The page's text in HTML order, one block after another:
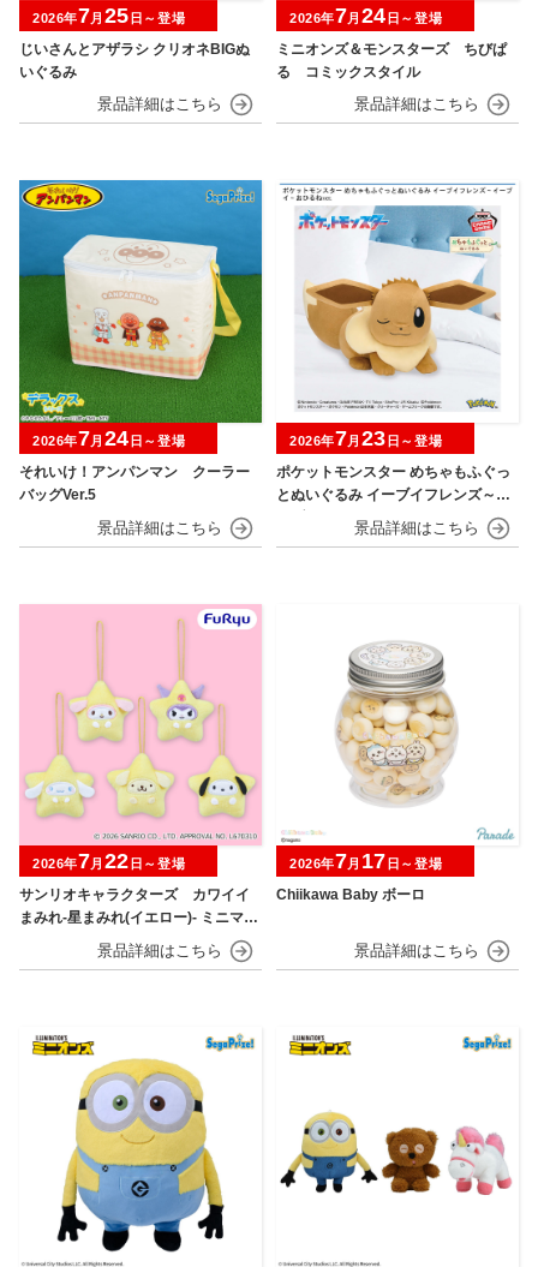
じいさんとアザラシ クリオネBIGぬ
いぐるみ
2026年7月 25 日～登場
ミニオンズ＆モンスターズ ちびぱ
る コミックスタイル
2026年7月 24 日～登場
それいけ！アンパンマン クーラー
バッグVer.5
2026年7月 24 日～登場
ポケットモンスター めちゃもふぐっ
とぬいぐるみ イーブイフレンズ～イ
ーブイ～おひるねver.
2026年7月 23 日～登場
サンリオキャラクターズ カワイイ
まみれ-星まみれ(イエロー)- ミニマス
2026年7月 22 日～登場
Chiikawa Baby ボーロ
2026年7月 17 日～登場